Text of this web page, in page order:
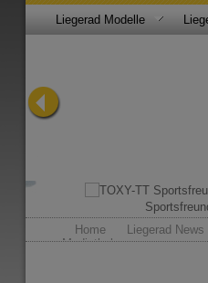
Liegerad Modelle
Home
Liegerad News
Mediathek...